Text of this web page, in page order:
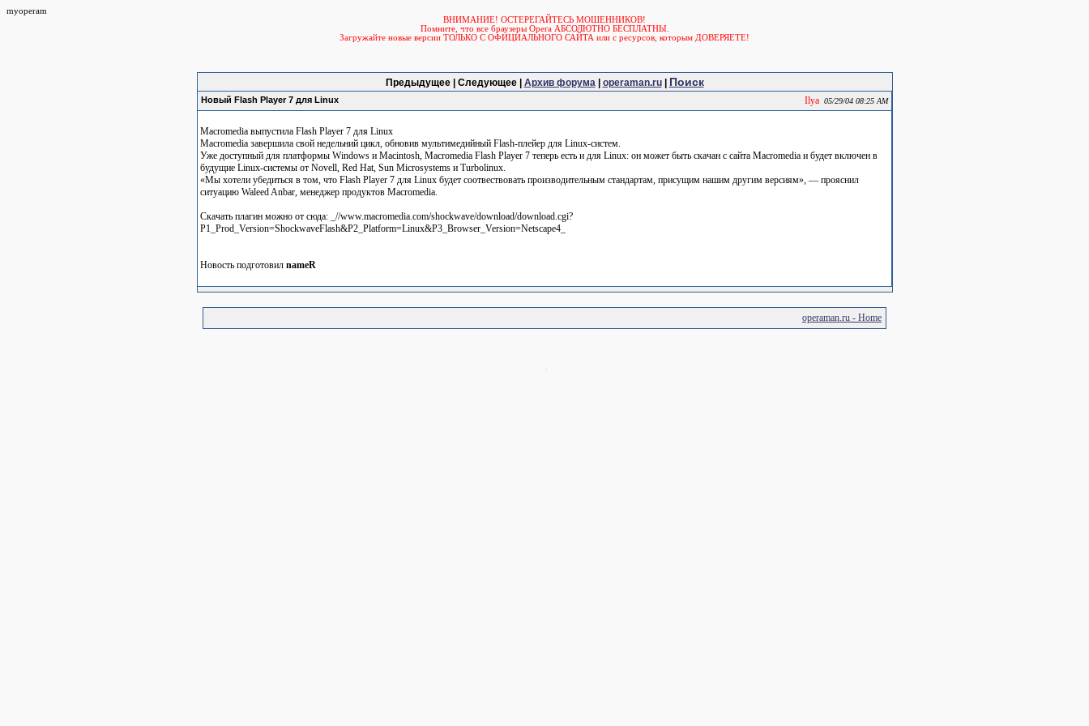
myoperam
ВНИМАНИЕ! ОСТЕРЕГАЙТЕСЬ МОШЕННИКОВ!
Помните, что все браузеры Opera АБСОЛЮТНО БЕСПЛАТНЫ.
Загружайте новые версии ТОЛЬКО С ОФИЦИАЛЬНОГО САЙТА или с ресурсов, которым ДОВЕРЯЕТЕ!
Предыдущее | Следующее | Архив форума| operaman.ru| Поиск
Новый Flash Player 7 для Linux Ilya 05/29/04 08:25 AM
Macromedia выпустила Flash Player 7 для Linux
Macromedia завершила свой недельний цикл, обновив мультимедийный Flash-плейер для Linux-систем.
Уже доступный для платформы Windows и Macintosh, Macromedia Flash Player 7 теперь есть и для Linux: он может быть скачан с сайта Macromedia и будет включен в
будущие Linux-системы от Novell, Red Hat, Sun Microsystems и Turbolinux.
«Мы хотели убедиться в том, что Flash Player 7 для Linux будет соотвествовать производительным стандартам, присущим нашим другим версиям», — прояснил
ситуацию Waleed Anbar, менеджер продуктов Macromedia.
Скачать плагин можно от сюда: _//www.macromedia.com/shockwave/download/download.cgi?
P1_Prod_Version=ShockwaveFlash&P2_Platform=Linux&P3_Browser_Version=Netscape4_
Новость подготовил nameR
operaman.ru - Home